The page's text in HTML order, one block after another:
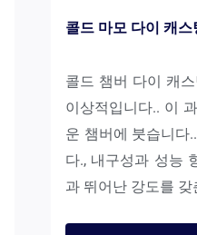
콜드 마모 다이 캐스
콜드 챔버 다이 캐
이상적입니다.. 이
운 챔버에 붓습니다
다., 내구성과 성능
과 뛰어난 강도를